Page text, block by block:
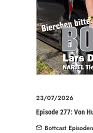
23/07/2026
Episode 277: Von
Bottcast Episoden